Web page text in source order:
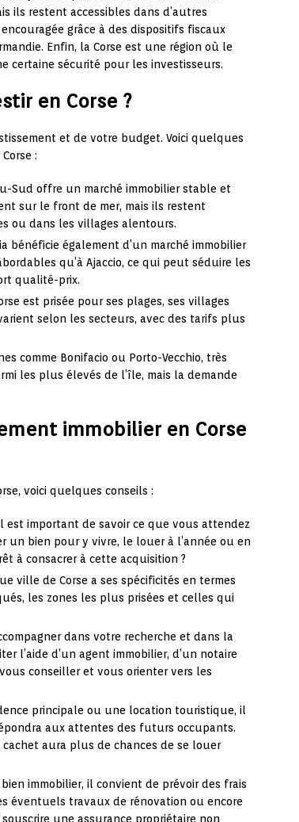
ils restent accessibles dans d’autres
grâce à des dispositifs fiscaux
Enfin, la Corse est une région où le
certaine sécurité pour les investisseurs.
en Corse ?
et de votre budget. Voici quelques
:
Sud offre un marché immobilier stable et
sur le front de mer, mais ils restent
ou dans les villages alentours.
bénéficie également d’un marché immobilier
qu’à Ajaccio, ce qui peut séduire les
qualité-prix.
est prisée pour ses plages, ses villages
selon les secteurs, avec des tarifs plus
comme Bonifacio ou Porto-Vecchio, très
les plus élevés de l’île, mais la demande
immobilier en Corse
voici quelques conseils :
est important de savoir ce que vous attendez
un bien pour y vivre, le louer à l’année ou en
à consacrer à cette acquisition ?
ville de Corse a ses spécificités en termes
les zones les plus prisées et celles qui
dans votre recherche et dans la
l’aide d’un agent immobilier, d’un notaire
conseiller et vous orienter vers les
principale ou une location touristique, il
aux attentes des futurs occupants.
aura plus de chances de se louer
bien immobilier, il convient de prévoir des frais
éventuels travaux de rénovation ou encore
une assurance propriétaire non